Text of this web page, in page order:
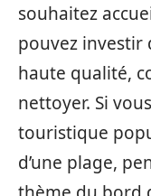
souhaitez
pouvez investir
haute qualité,
nettoyer. Si
touristique
d’une plage,